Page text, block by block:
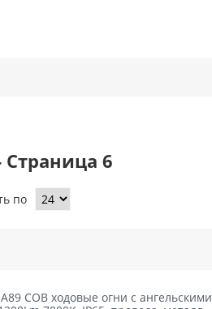
6
по
COB ходовые огни с ангельскими